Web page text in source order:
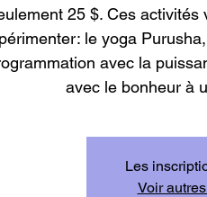
25 $. Ces
le yoga
avec la
avec le bonheur à
Les
Voir